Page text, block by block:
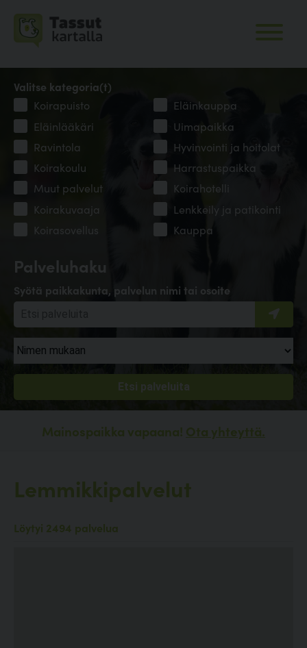
Palveluhaku
Syötä paikkakunta, palvelun nimi tai osoite
Valitse kategoria(t)
Koirapuisto
Eläinkauppa
Eläinlääkäri
Uimapaikka
Ravintola
Hyvinvointi ja hoitolat
Koirakoulu
Harrastuspaikka
Muut palvelut
Koirahotelli
Koirakuvaaja
Lenkkeily ja patikointi
Koirasovellus
Kauppa
Mainospaikka vapaana! Ota yhteyttä.
Lemmikkipalvelut
Löytyi 2494 palvelua